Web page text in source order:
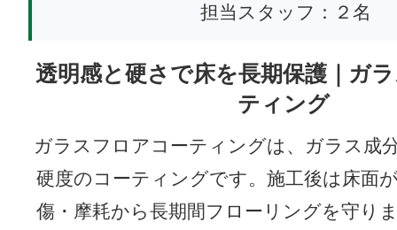
担当スタッフ：２名
透明感と硬さで床を長期保護｜ガ
ティング
ガラスフロアコーティングは、ガラス成
硬度のコーティングです。施工後は床面
傷・摩耗から長期間フローリングを守り